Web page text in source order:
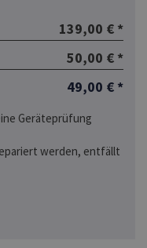
139,00 € *
50,00 € *
49,00 € *
Geräteprüfung
werden, entfällt